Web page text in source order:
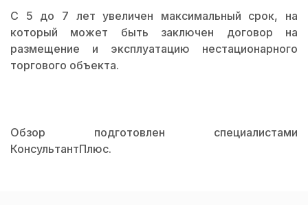
С 5 до 7 лет увеличен максимальный срок, на
который может быть заключен договор на
размещение и эксплуатацию нестационарного
торгового объекта.
Обзор подготовлен специалистами
КонсультантПлюс.